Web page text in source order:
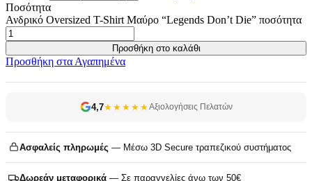
Ποσότητα
Ανδρικό Oversized T-Shirt Μαύρο “Legends Don’t Die” ποσότητα
Προσθήκη στο καλάθι
Προσθήκη στα Αγαπημένα
4,7★★★★★Αξιολογήσεις Πελατών
Ασφαλείς πληρωμές — Μέσω 3D Secure τραπεζικού συστήματος
Δωρεάν μεταφορικά — Σε παραγγελίες άνω των 50€